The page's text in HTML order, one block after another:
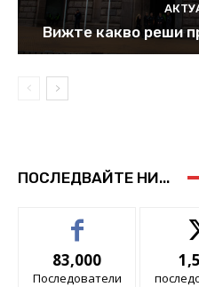
Вижте какво реши
ПОСЛЕДВАЙТЕ НИ...
83,000
Последователи